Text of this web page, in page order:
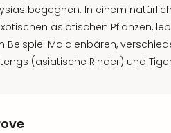
begegnen. In einem
asiatischen Pflanzen,
Malaienbären,
(asiatische Rinder) und